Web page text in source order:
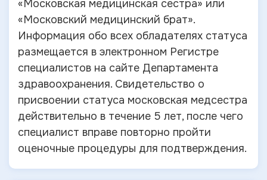
«Московская медицинская сестра» или
«Московский медицинский брат».
Информация обо всех обладателях статуса
размещается в электронном Регистре
специалистов на сайте Департамента
здравоохранения. Свидетельство о
присвоении статуса московская медсестра
действительно в течение 5 лет, после чего
специалист вправе повторно пройти
оценочные процедуры для подтверждения.